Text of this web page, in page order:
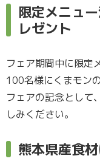
限定メニュ
レゼント
フェア期間中に限定
100名様にくまモン
フェアの記念として
しみください。
熊本県産食